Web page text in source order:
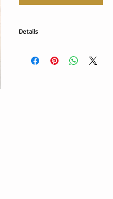
Details
Revers: 95% coton, 5% élasthanne